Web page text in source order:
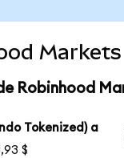
Robinhood
Tokenized) a
$